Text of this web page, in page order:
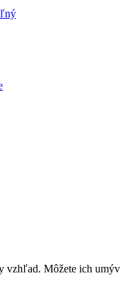
vzhľad. Môžete ich